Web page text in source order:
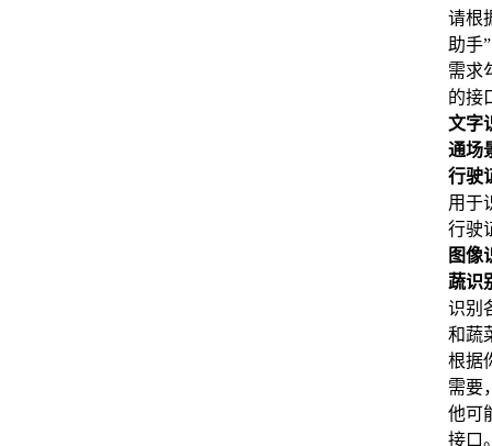
请根
助手
需求
的接
文字
通场
行驶
用于
行驶
图像
蔬识
识别
和蔬
根据
需要
他可
接口